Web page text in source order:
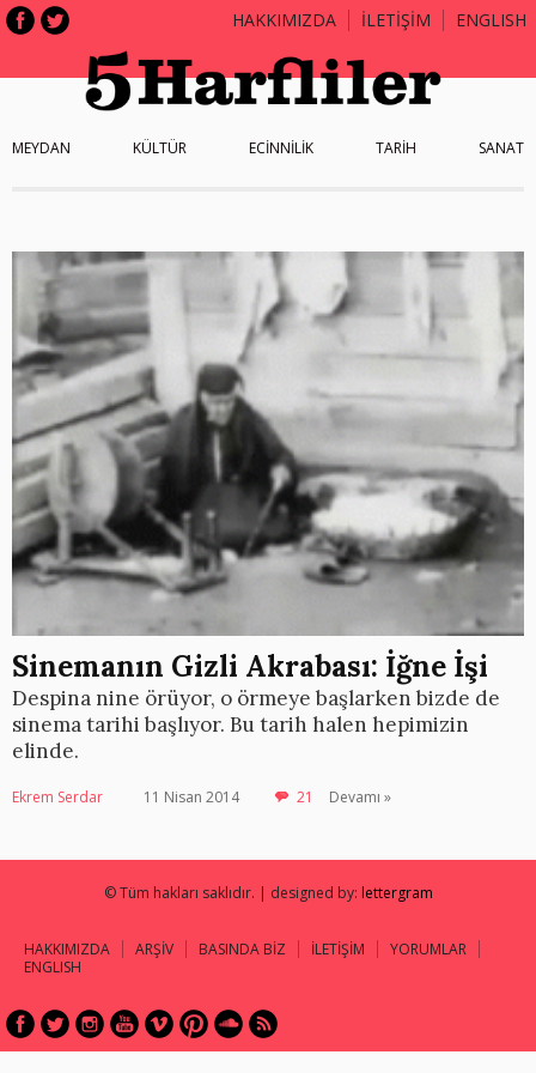
HAKKIMIZDA İLETİŞİM ENGLISH
MEYDAN KÜLTÜR ECİNNİLİK TARİH SANAT
Sinemanın Gizli Akrabası: İğne İşi
Despina nine örüyor, o örmeye başlarken bizde de
sinema tarihi başlıyor. Bu tarih halen hepimizin
elinde.
Ekrem Serdar 11 Nisan 2014 21 Devamı »
© Tüm hakları saklıdır. | designed by: lettergram
HAKKIMIZDA ARŞİV BASINDA BİZ İLETİŞİM
YORUMLAR
ENGLISH